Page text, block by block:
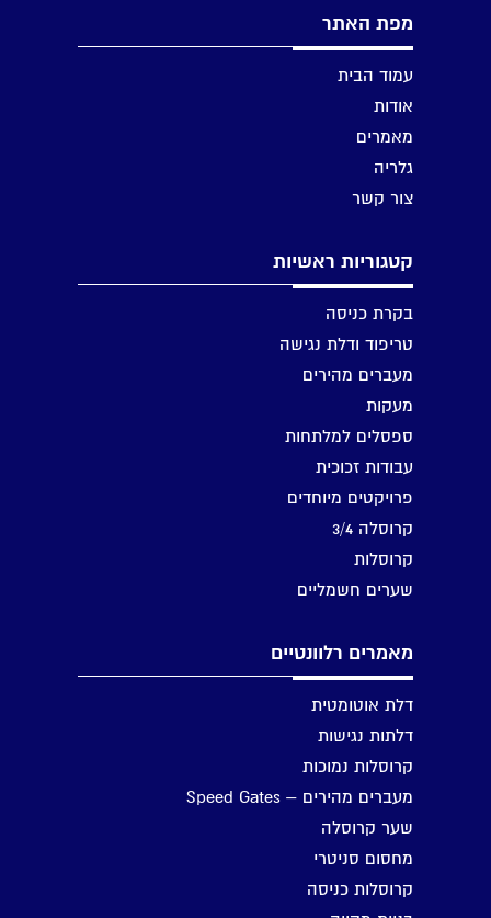
מפת האתר
עמוד הבית
אודות
מאמרים
גלריה
צור קשר
קטגוריות ראשיות
בקרת כניסה
טריפוד ודלת נגישה
מעברים מהירים
מעקות
ספסלים למלתחות
עבודות זכוכית
פרויקטים מיוחדים
קרוסלה 3/4
קרוסלות
שערים חשמליים
מאמרים רלוונטיים
דלת אוטומטית
דלתות נגישות
קרוסלות נמוכות
מעברים מהירים – Speed Gates
שער קרוסלה
מחסום סניטרי
קרוסלות כניסה